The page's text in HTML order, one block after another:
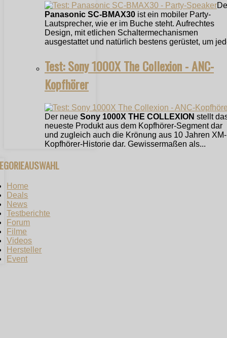
Panasonic SC-BMAX30 ist ein mobiler Party-
Lautsprecher, wie er im Buche steht. Aufrechtes
Design, mit etlichen Schaltermechanismen
ausgestattet und natürlich bestens gerüstet, um
Test: Sony 1000X The Collexion - ANC-
Kopfhörer
Der neue Sony 1000X THE COLLEXION stellt
neueste Produkt aus dem Kopfhörer-Segment dar
und zugleich auch die Krönung aus 10 Jahren XM-
Kopfhörer-Historie dar. Gewissermaßen als...
Home
Deals
News
Testberichte
Forum
Filme
Videos
Hersteller
Event